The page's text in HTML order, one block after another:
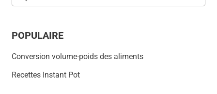
POPULAIRE
Conversion volume-poids des aliments
Recettes Instant Pot